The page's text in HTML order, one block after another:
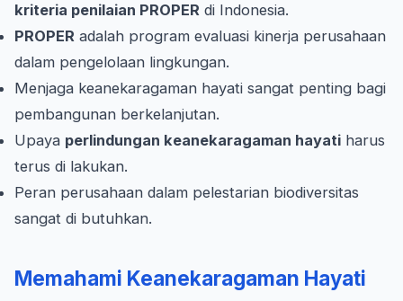
kriteria penilaian PROPER di Indonesia.
PROPER adalah program evaluasi kinerja perusahaan
dalam pengelolaan lingkungan.
Menjaga keanekaragaman hayati sangat penting bagi
pembangunan berkelanjutan.
Upaya perlindungan keanekaragaman hayati harus
terus di lakukan.
Peran perusahaan dalam pelestarian biodiversitas
sangat di butuhkan.
Memahami Keanekaragaman Hayati